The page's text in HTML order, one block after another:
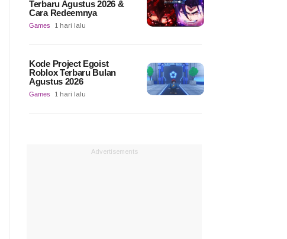
Terbaru Agustus 2026 &
Cara Redeemnya
Games 1 hari lalu
Kode Project Egoist
Roblox Terbaru Bulan
Agustus 2026
Games 1 hari lalu
Advertisements